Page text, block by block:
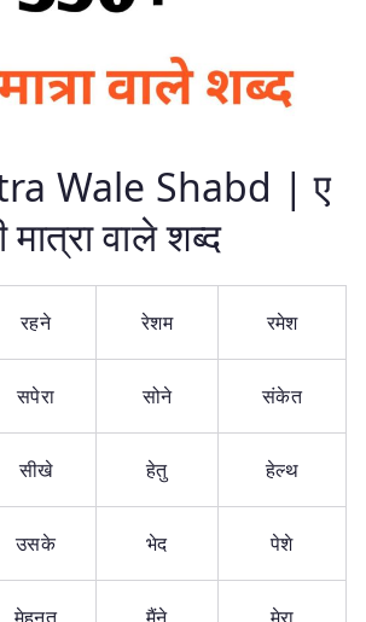
Wale Shabd | ए
मात्रा वाले शब्द
रहने रेशम रमेश
सपेरा सोने संकेत
सीखे हेतु हेल्थ
उसके भेद पेशे